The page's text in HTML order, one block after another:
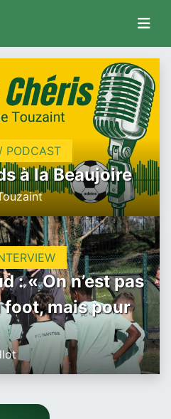
PODCAST
à la Beaujoire
: « On n’est pas
mais pour